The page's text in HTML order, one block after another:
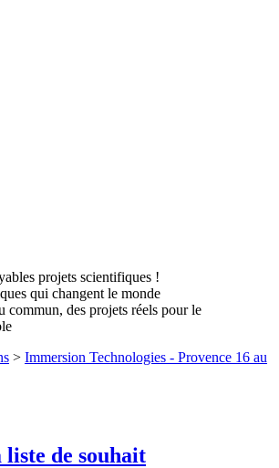
projets scientifiques !
qui changent le monde
commun, des projets réels pour le
> Immersion Technologies - Provence 16 au
de souhait